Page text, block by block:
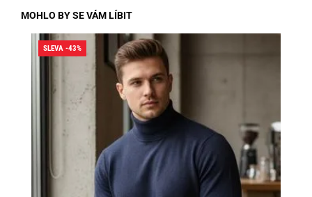
MOHLO BY SE VÁM LÍBIT
SLEVA -43%